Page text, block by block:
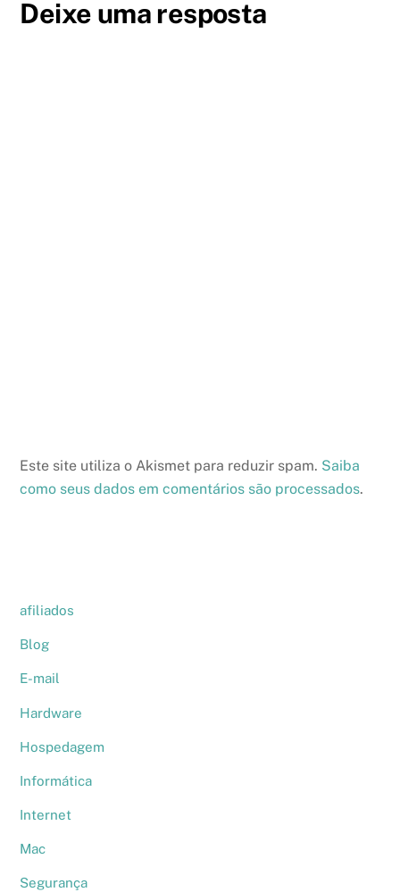
Deixe uma resposta
Este site utiliza o Akismet para reduzir spam. Saiba
como seus dados em comentários são processados.
afiliados
Blog
E-mail
Hardware
Hospedagem
Informática
Internet
Mac
Segurança